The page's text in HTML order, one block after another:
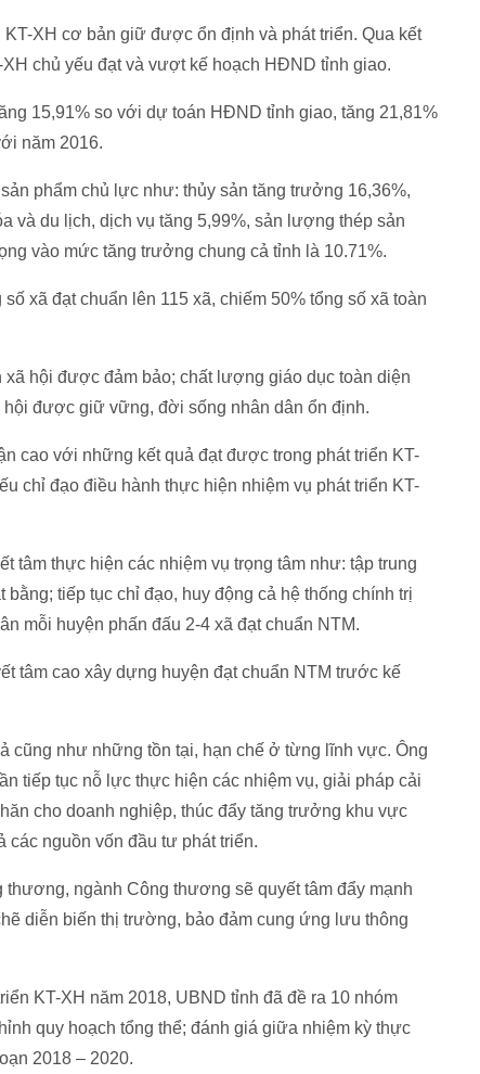
XH cơ bản giữ được ổn định và phát triển. Qua kết
chủ yếu đạt và vượt kế hoạch HĐND tỉnh giao.
15,91% so với dự toán HĐND tỉnh giao, tăng 21,81%
năm 2016.
phẩm chủ lực như: thủy sản tăng trưởng 16,36%,
và du lịch, dịch vụ tăng 5,99%, sản lượng thép sản
vào mức tăng trưởng chung cả tỉnh là 10.71%.
xã đạt chuẩn lên 115 xã, chiếm 50% tổng số xã toàn
hội được đảm bảo; chất lượng giáo dục toàn diện
được giữ vững, đời sống nhân dân ổn định.
cao với những kết quả đạt được trong phát triển KT-
chỉ đạo điều hành thực hiện nhiệm vụ phát triển KT-
tâm thực hiện các nhiệm vụ trọng tâm như: tập trung
tiếp tục chỉ đạo, huy động cả hệ thống chính trị
mỗi huyện phấn đấu 2-4 xã đạt chuẩn NTM.
tâm cao xây dựng huyện đạt chuẩn NTM trước kế
cũng như những tồn tại, hạn chế ở từng lĩnh vực. Ông
tiếp tục nỗ lực thực hiện các nhiệm vụ, giải pháp cải
cho doanh nghiệp, thúc đẩy tăng trưởng khu vực
nguồn vốn đầu tư phát triển.
ngành Công thương sẽ quyết tâm đẩy mạnh
diễn biến thị trường, bảo đảm cung ứng lưu thông
KT-XH năm 2018, UBND tỉnh đã đề ra 10 nhóm
quy hoạch tổng thể; đánh giá giữa nhiệm kỳ thực
2018 – 2020.